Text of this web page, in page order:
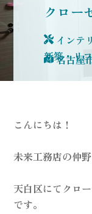
クロー
インテ
新築・リ
名古屋
こんにちは！
未来工務店の仲野
天白区にてクロ
です。